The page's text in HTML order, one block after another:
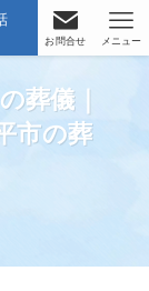
お問合せ メニュー
葬儀｜
市の葬